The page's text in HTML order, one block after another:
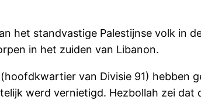
het standvastige Palestijnse volk in
in het zuiden van Libanon.
van Divisie 91) hebben
werd vernietigd. Hezbollah zei dat